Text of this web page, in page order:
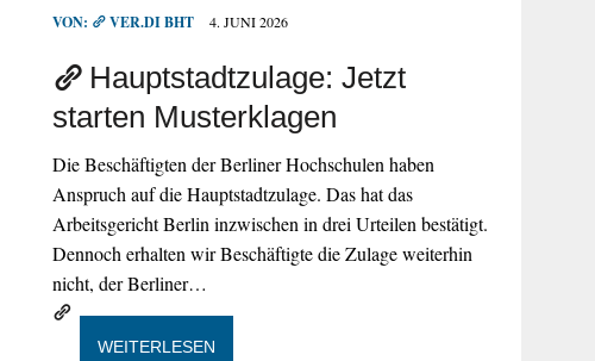
VON: VER.DI BHT 4. JUNI 2026
Hauptstadtzulage: Jetzt
starten Musterklagen
Die Beschäftigten der Berliner Hochschulen haben
Anspruch auf die Hauptstadtzulage. Das hat das
Arbeitsgericht Berlin inzwischen in drei Urteilen bestätigt.
Dennoch erhalten wir Beschäftigte die Zulage weiterhin
nicht, der Berliner…
WEITERLESEN